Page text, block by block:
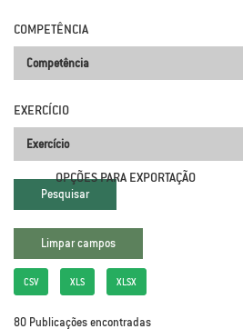
COMPETÊNCIA
EXERCÍCIO
OPÇÕES PARA EXPORTAÇÃO
CSV XLS XLSX
80 Publicações encontradas